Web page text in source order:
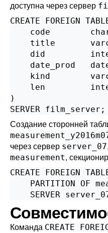
доступна через сервер
CREATE FOREIGN
code
title
did
date_prod
kind
len
)
SERVER film_server;
Создание сторонней
через сервер server_07
measurement,
CREATE FOREIGN
PARTITION OF
SERVER
Команда CREATE